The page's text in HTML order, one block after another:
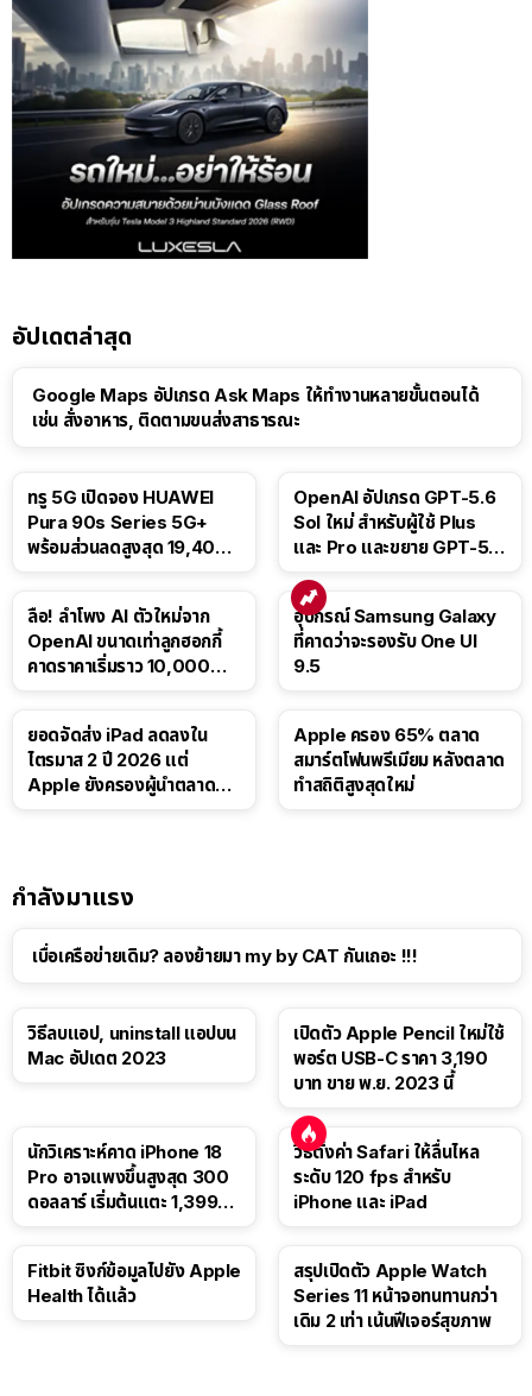
อัปเดตล่าสุด
Google Maps อัปเกรด Ask Maps ให้ทำงานหลายขั้นตอนได้
เช่น สั่งอาหาร, ติดตามขนส่งสาธารณะ
ทรู 5G เปิดจอง HUAWEI
Pura 90s Series 5G+
พร้อมส่วนลดสูงสุด 19,400
OpenAI อัปเกรด GPT-5.6
Sol ใหม่ สำหรับผู้ใช้ Plus
และ Pro และขยาย GPT-5.6
ลือ! ลำโพง AI ตัวใหม่จาก
OpenAI ขนาดเท่าลูกฮอกกี้
คาดราคาเริ่มราว 10,000
อุปกรณ์ Samsung Galaxy
ที่คาดว่าจะรองรับ One UI
9.5
ยอดจัดส่ง iPad ลดลงใน
ไตรมาส 2 ปี 2026 แต่
Apple ยังครองผู้นำตลาด
Apple ครอง 65% ตลาด
สมาร์ตโฟนพรีเมียม หลังตลาด
ทำสถิติสูงสุดใหม่
กำลังมาแรง
เบื่อเครือข่ายเดิม? ลองย้ายมา my by CAT กันเถอะ !!!
วิธีลบแอป, uninstall แอปบน
Mac อัปเดต 2023
เปิดตัว Apple Pencil ใหม่ใช้
พอร์ต USB-C ราคา 3,190
บาท ขาย พ.ย. 2023 นี้
นักวิเคราะห์คาด iPhone 18
Pro อาจแพงขึ้นสูงสุด 300
ดอลลาร์ เริ่มต้นแตะ 1,399
วิธีตั้งค่า Safari ให้ลื่นไหล
ระดับ 120 fps สำหรับ
iPhone และ iPad
Fitbit ซิงก์ข้อมูลไปยัง Apple
Health ได้แล้ว
สรุปเปิดตัว Apple Watch
Series 11 หน้าจอทนทานกว่า
เดิม 2 เท่า เน้นฟีเจอร์สุขภาพ